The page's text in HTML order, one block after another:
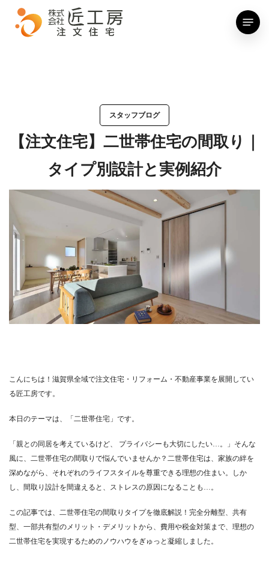
Menu
スタッフブログ
【注文住宅】二世帯住宅の間取り｜
タイプ別設計と実例紹介
こんにちは！滋賀県全域で注文住宅・リフォーム・不動産事業を展開してい
る匠工房です。
本日のテーマは、「二世帯住宅」です。
「親との同居を考えているけど、 プライバシーも大切にしたい…。」そんな
風に、二世帯住宅の間取りで悩んでいませんか？二世帯住宅は、家族の絆を
深めながら、それぞれのライフスタイルを尊重できる理想の住まい。しか
し、間取り設計を間違えると、ストレスの原因になることも…。
この記事では、二世帯住宅の間取りタイプを徹底解説！完全分離型、共有
型、一部共有型のメリット・デメリットから、費用や税金対策まで、理想の
二世帯住宅を実現するためのノウハウをぎゅっと凝縮しました。